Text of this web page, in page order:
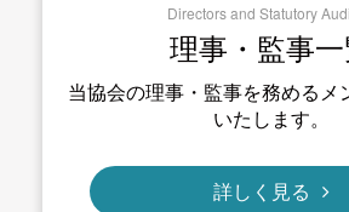
Directors and Statutory
理事・監事
当協会の理事・監事を務めるメ
いたします。
詳しく見る